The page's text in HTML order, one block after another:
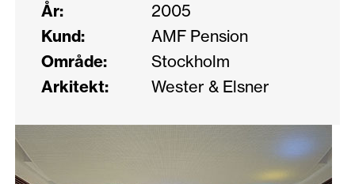
År:
2005
Kund:
AMF Pension
Område:
Stockholm
Arkitekt:
Wester & Elsner